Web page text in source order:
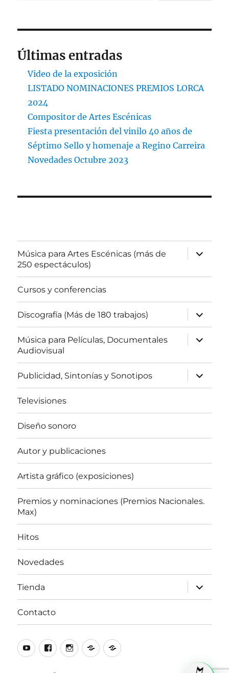
Últimas entradas
Video de la exposición
LISTADO NOMINACIONES PREMIOS LORCA
2024
Compositor de Artes Escénicas
Fiesta presentación del vinilo 40 años de
Séptimo Sello y homenaje a Regino Carreira
Novedades Octubre 2023
Música para Artes Escénicas (más de
250 espectáculos)
expande
el
inferior
Cursos y conferencias
Discografía (Más de 180 trabajos)
expande
el
menú
inferior
Música para Películas, Documentales
Audiovisual
expande
el
inferior
Publicidad, Sintonías y Sonotipos
expande
el
menú
Televisiones
Diseño sonoro
Autor y publicaciones
Artista gráfico (exposiciones)
Premios y nominaciones (Premios Nacionales.
Max)
Hitos
Novedades
Tienda
expande
el
menú
Contacto
YoutubeFacebookInstagram
Tik
Blogspot